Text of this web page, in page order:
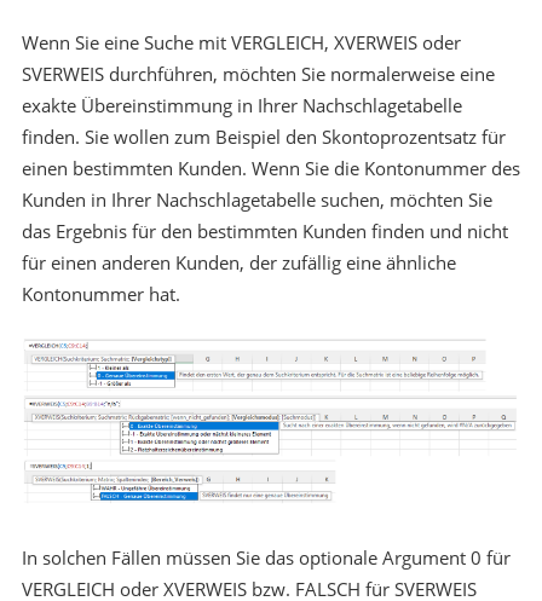
Wenn Sie eine Suche mit VERGLEICH, XVERWEIS oder
SVERWEIS durchführen, möchten Sie normalerweise eine
exakte Übereinstimmung in Ihrer Nachschlagetabelle
finden. Sie wollen zum Beispiel den Skontoprozentsatz für
einen bestimmten Kunden. Wenn Sie die Kontonummer des
Kunden in Ihrer Nachschlagetabelle suchen, möchten Sie
das Ergebnis für den bestimmten Kunden finden und nicht
für einen anderen Kunden, der zufällig eine ähnliche
Kontonummer hat.
In solchen Fällen müssen Sie das optionale Argument 0 für
VERGLEICH oder XVERWEIS bzw. FALSCH für SVERWEIS